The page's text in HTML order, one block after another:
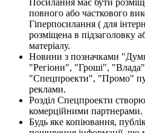
повного або часткового
Гіперпосилання ( для
розміщена в підзаголовку
матеріалу.
Новини з позначками
"Регіони", "Гроші",
"Спецпроекти", "Промо"
реклами.
Розділ Спецпроекти
комерційними партнерами.
Будь яке копіювання,